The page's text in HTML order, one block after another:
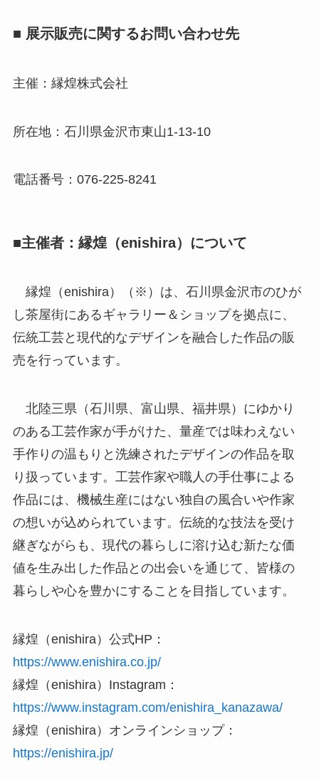
■ 展示販売に関するお問い合わせ先
主催：縁煌株式会社
所在地：石川県金沢市東山1-13-10
電話番号：076-225-8241
■主催者：縁煌（enishira）について
縁煌（enishira）（※）は、石川県金沢市のひが
し茶屋街にあるギャラリー＆ショップを拠点に、
伝統工芸と現代的なデザインを融合した作品の販
売を行っています。
北陸三県（石川県、富山県、福井県）にゆかり
のある工芸作家が手がけた、量産では味わえない
手作りの温もりと洗練されたデザインの作品を取
り扱っています。工芸作家や職人の手仕事による
作品には、機械生産にはない独自の風合いや作家
の想いが込められています。伝統的な技法を受け
継ぎながらも、現代の暮らしに溶け込む新たな価
値を生み出した作品との出会いを通じて、皆様の
暮らしや心を豊かにすることを目指しています。
縁煌（enishira）公式HP：
https://www.enishira.co.jp/
縁煌（enishira）Instagram：
https://www.instagram.com/enishira_kanazawa/
縁煌（enishira）オンラインショップ：
https://enishira.jp/